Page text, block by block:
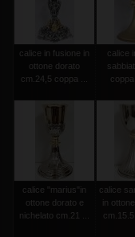
calice in fusione in
ottone dorato
cm.24,5 coppa ...
calice
calice "marius"in
ottone dorato e
nichelato cm.21 ...
calice
in